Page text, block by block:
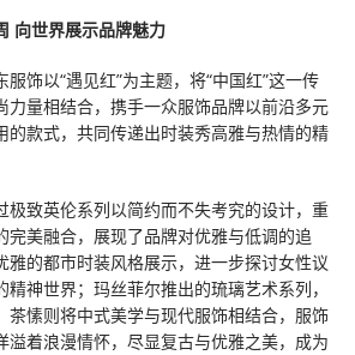
向世界展示品牌魅力
饰以“遇见红”为主题，将“中国红”这一传
力量相结合，携手一众服饰品牌以前沿多元
的款式，共同传递出时装秀高雅与热情的精
极致英伦系列以简约而不失考究的设计，重
完美融合，展现了品牌对优雅与低调的追
雅的都市时装风格展示，进一步探讨女性议
神世界；玛丝菲尔推出的琉璃艺术系列，
茶愫则将中式美学与现代服饰相结合，服饰
溢着浪漫情怀，尽显复古与优雅之美，成为